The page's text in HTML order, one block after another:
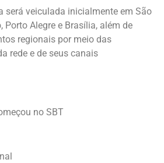
será veiculada inicialmente em São
Porto Alegre e Brasília, além de
regionais por meio das
rede e de seus canais
no SBT